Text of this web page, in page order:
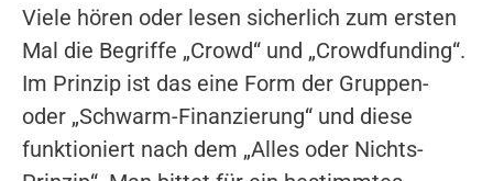
Viele hören oder lesen sicherlich zum ersten
Mal die Begriffe „Crowd“ und „Crowdfunding“.
Im Prinzip ist das eine Form der Gruppen-
oder „Schwarm-Finanzierung“ und diese
funktioniert nach dem „Alles oder Nichts-